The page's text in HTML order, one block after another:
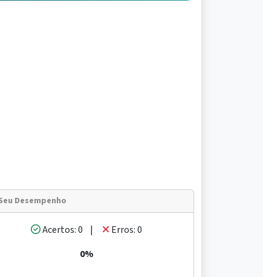
Desempenho
Acertos: 0 |
Erros: 0
0%